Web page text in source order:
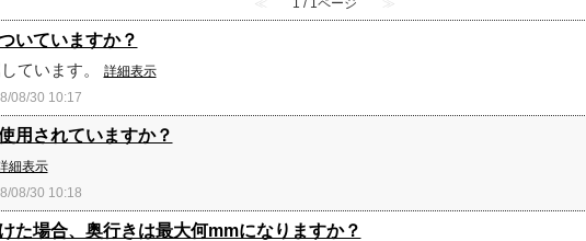
≪ 1 / 1ページ ≫
いていますか？
ています。
詳細表示
08/30 10:17
用されていますか？
細表示
08/30 10:18
た場合、奥行きは最大何mmになりますか？